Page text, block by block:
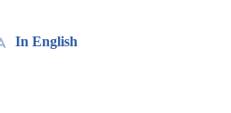
In English